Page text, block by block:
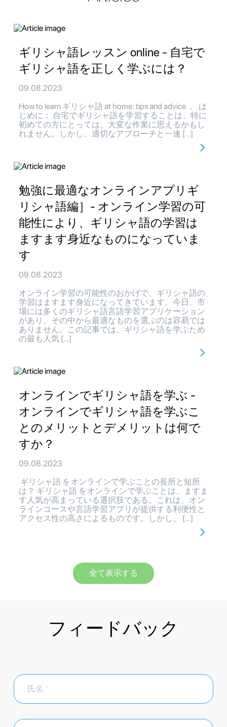
ギリシャ語レッスン online - 自宅で
ギリシャ語を正しく学ぶには？
09.08.2023
How to learn ギリシャ語 at home: tips and advice 。 は
じめに： 自宅でギリシャ語を学習することは、特に
初めての方にとっては、大変な作業に思えるかもし
れません。しかし、適切なアプローチと一連 […]
勉強に最適なオンラインアプリギ
リシャ語編］- オンライン学習の可
能性により、ギリシャ語の学習は
ますます身近なものになっていま
す
09.08.2023
オンライン学習の可能性のおかげで、ギリシャ語の
学習はますます身近になってきています。今日、市
場には多くのギリシャ語言語学習アプリケーション
があり、その中から最適なものを選ぶのは容易では
ありません。この記事では、ギリシャ語を学ぶため
の最も人気 […]
オンラインでギリシャ語を学ぶ -
オンラインでギリシャ語を学ぶこ
とのメリットとデメリットは何で
すか？
09.08.2023
ギリシャ語 をオンラインで学ぶことの長所と短所
は？ ギリシャ語 をオンラインで学ぶことは、ますま
す人気が高まっている選択肢である。これは、オン
ラインコースや言語学習アプリが提供する利便性と
アクセス性の高さによるものです。しかし、 […]
全て表示する
フィードバック